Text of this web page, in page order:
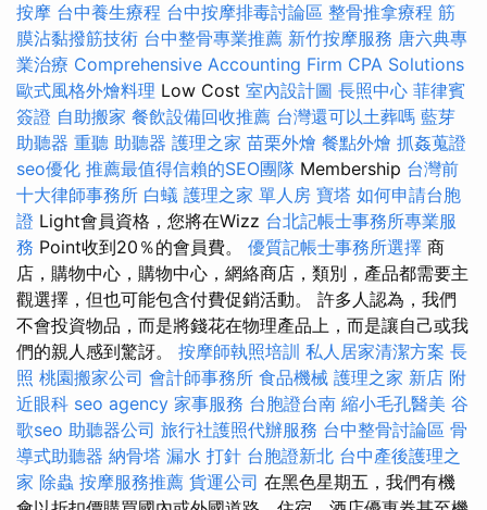
按摩 台中養生療程 台中按摩排毒討論區 整骨推拿療程 筋
膜沾黏撥筋技術 台中整骨專業推薦 新竹按摩服務 唐六典專
業治療 Comprehensive Accounting Firm CPA Solutions
歐式風格外燴料理 Low Cost 室內設計圖 長照中心 菲律賓
簽證 自助搬家 餐飲設備回收推薦 台灣還可以土葬嗎 藍芽
助聽器 重聽 助聽器 護理之家 苗栗外燴 餐點外燴 抓姦蒐證
seo優化 推薦最值得信賴的SEO團隊 Membership 台灣前
十大律師事務所 白蟻 護理之家 單人房 寶塔 如何申請台胞
證 Light會員資格，您將在Wizz 台北記帳士事務所專業服
務 Point收到20％的會員費。 優質記帳士事務所選擇 商
店，購物中心，購物中心，網絡商店，類別，產品都需要主
觀選擇，但也可能包含付費促銷活動。 許多人認為，我們
不會投資物品，而是將錢花在物理產品上，而是讓自己或我
們的親人感到驚訝。 按摩師執照培訓 私人居家清潔方案 長
照 桃園搬家公司 會計師事務所 食品機械 護理之家 新店 附
近眼科 seo agency 家事服務 台胞證台南 縮小毛孔醫美 谷
歌seo 助聽器公司 旅行社護照代辦服務 台中整骨討論區 骨
導式助聽器 納骨塔 漏水 打針 台胞證新北 台中產後護理之
家 除蟲 按摩服務推薦 貨運公司 在黑色星期五，我們有機